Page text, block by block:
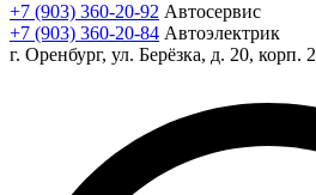
+7 (903) 360-20-92 Автосервис
+7 (903) 360-20-84 Автоэлектрик
г. Оренбург, ул. Берёзка, д. 20, корп. 2